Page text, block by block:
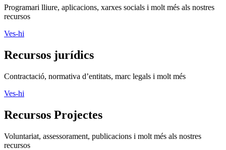
Programari lliure, aplicacions, xarxes socials i molt més als nostres
recursos
Ves-hi
Recursos jurídics
Contractació, normativa d’entitats, marc legals i molt més
Ves-hi
Recursos Projectes
Voluntariat, assessorament, publicacions i molt més als nostres
recursos